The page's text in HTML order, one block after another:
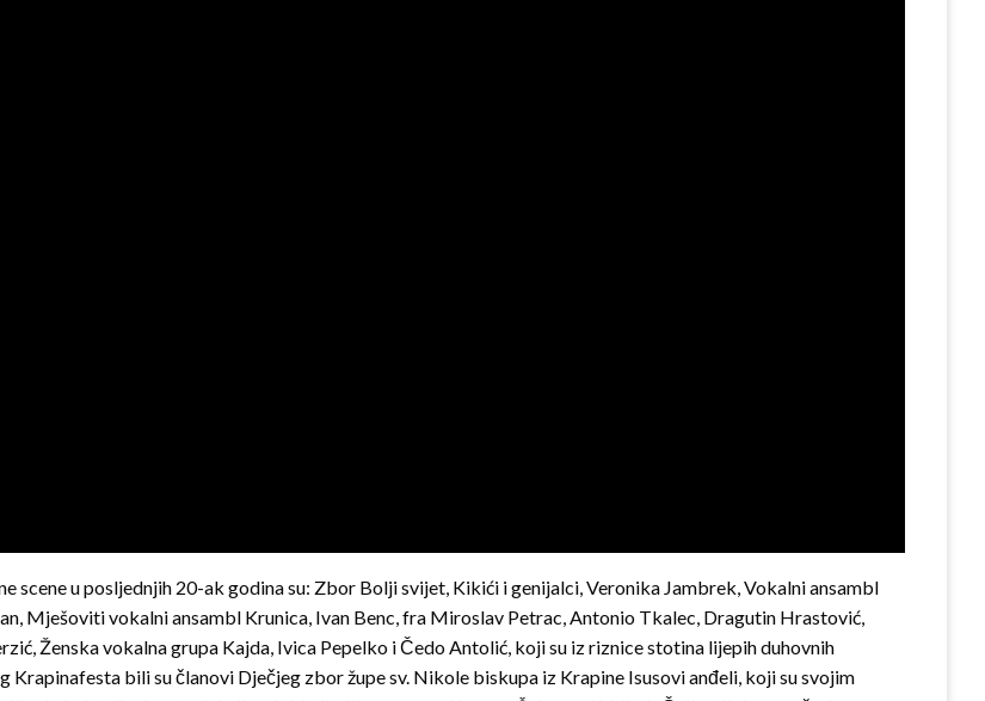
scene u posljednjih 20-ak godina su: Zbor Bolji svijet, Kikići i genijalci, Veronika Jambrek, Vokalni ansambl
Mješoviti vokalni ansambl Krunica, Ivan Benc, fra Miroslav Petrac, Antonio Tkalec, Dragutin Hrastović,
Ženska vokalna grupa Kajda, Ivica Pepelko i Čedo Antolić, koji su iz riznice stotina lijepih duhovnih
bili su članovi Dječjeg zbor župe sv. Nikole biskupa iz Krapine Isusovi anđeli, koji su svojim